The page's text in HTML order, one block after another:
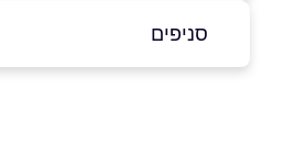
סניפים